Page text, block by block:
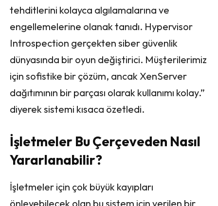
tehditlerini kolayca algılamalarına ve
engellemelerine olanak tanıdı. Hypervisor
Introspection gerçekten siber güvenlik
dünyasında bir oyun değiştirici. Müşterilerimiz
için sofistike bir çözüm, ancak XenServer
dağıtımının bir parçası olarak kullanımı kolay.”
diyerek sistemi kısaca özetledi.
İşletmeler Bu Çerçeveden Nasıl
Yararlanabilir?
İşletmeler için çok büyük kayıpları
önleyebilecek olan bu sistem için verilen bir